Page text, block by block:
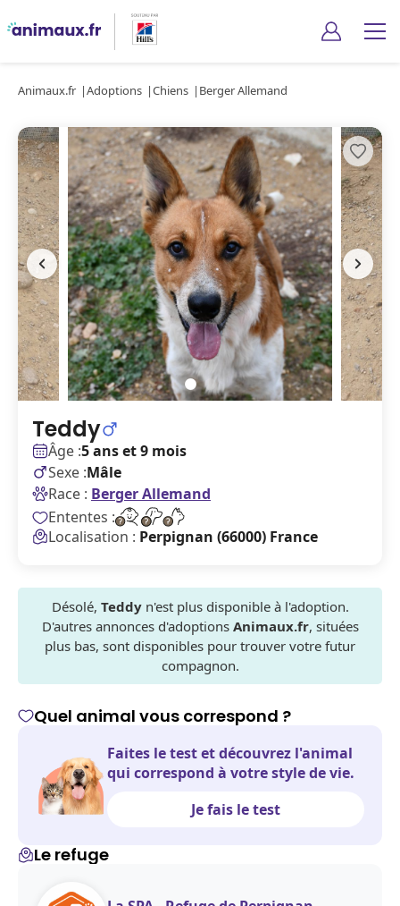
Animaux.fr Adoptions Chiens Berger Allemand
Teddy
Âge :5 ans et 9 mois
Sexe :Mâle
Race : Berger Allemand
Ententes :
Localisation : Perpignan (66000) France
Désolé, Teddyn'est plus disponible à l'adoption.
D'autres annonces d'adoptions Animaux.fr, situées
plus bas, sont disponibles pour trouver votre futur
compagnon.
Quel animal vous correspond ?
Faites le test et découvrez l'animal
qui correspond à votre style de vie.
Je fais le test
Le refuge